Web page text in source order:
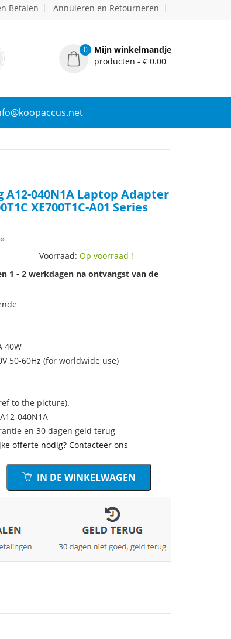
Betalen Annuleren en Retourneren
0
Mijn winkelmandje
producten - € 0.00
A12-040N1A Laptop Adapter
XE700T1C-A01 Series
Voorraad:Op voorraad !
1 - 2 werkdagen na ontvangst van de
40W
50-60Hz (for worldwide use)
to the picture).
040N1A
en 30 dagen geld terug
offerte nodig? Contacteer ons
IN DE WINKELWAGEN